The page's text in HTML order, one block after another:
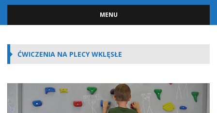
MENU
ĆWICZENIA NA PLECY WKLĘSŁE